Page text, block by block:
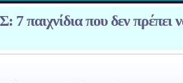
που δεν πρέπει